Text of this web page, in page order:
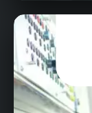
in
Neuses